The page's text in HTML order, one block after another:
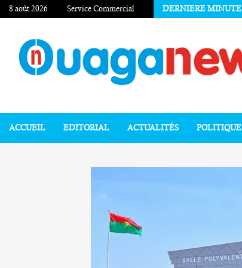
8 août 2026 Service Commercial DERNIERE MINUTE
ACCUEIL EDITORIAL ACTUALITÉS POLITIQUE